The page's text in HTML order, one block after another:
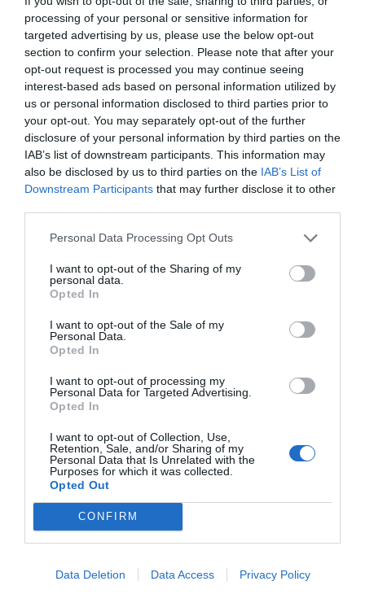
processing of your personal or sensitive information for
targeted advertising by us, please use the below opt-out
section to confirm your selection. Please note that after your
opt-out request is processed you may continue seeing
interest-based ads based on personal information utilized by
us or personal information disclosed to third parties prior to
your opt-out. You may separately opt-out of the further
disclosure of your personal information by third parties on the
IAB’s list of downstream participants. This information may
also be disclosed by us to third parties on the IAB’s List of
Downstream Participants that may further disclose it to other
Personal Data Processing Opt Outs
I want to opt-out of the Sharing of my
personal data.
Opted In
I want to opt-out of the Sale of my
Personal Data.
Opted In
I want to opt-out of processing my
Personal Data for Targeted Advertising.
Opted In
I want to opt-out of Collection, Use,
Retention, Sale, and/or Sharing of my
Personal Data that Is Unrelated with the
Purposes for which it was collected.
Opted Out
CONFIRM
Data Deletion Data Access Privacy Policy